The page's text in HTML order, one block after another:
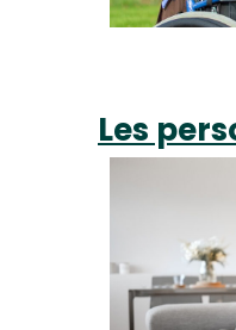
Les